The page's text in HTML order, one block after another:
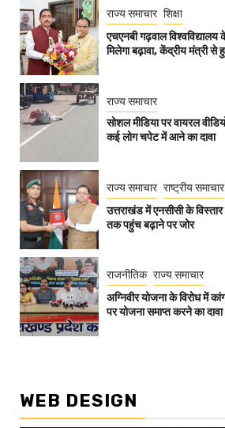
राज्य समाचार शिक्षा
एचएनबी गढ़वाल
मिलेगा बढ़ावा, केंद्रीय मंत्री से
राज्य समाचार
सोशल मीडिया पर वायरल
कई लोग चपेट में आने का दावा
राज्य समाचार राष्ट्रीय समाचार
उत्तराखंड में एनसीसी के
तक पहुंच बढ़ाने पर जोर
राजनीतिक राज्य समाचार
अग्निवीर योजना के विरोध में
पर योजना समाप्त करने का दावा
WEB DESIGN